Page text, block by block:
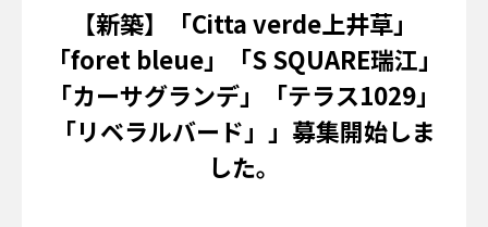
【新築】「Citta verde上井草」
「foret bleue」「S SQUARE瑞江」
「カーサグランデ」「テラス1029」
「リベラルバード」」募集開始しま
した。